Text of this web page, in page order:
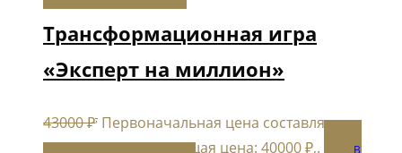
Трансформационная игра
«Эксперт на миллион»
43000₽, Первоначальная цена составляла
43000 ₽,.40000₽,Текущая цена: 40000 ₽,.
В